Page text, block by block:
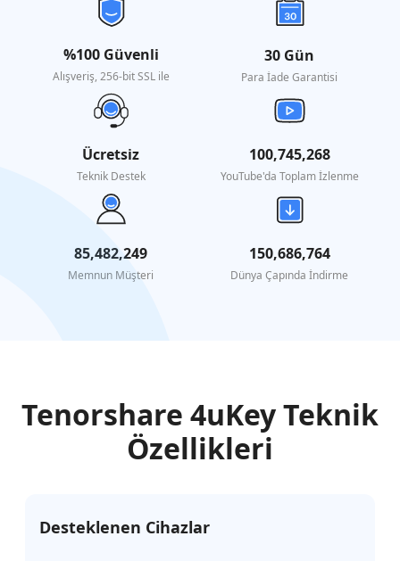
%100 Güvenli
Alışveriş, 256-bit SSL ile
30 Gün
Para İade Garantisi
Ücretsiz
Teknik Destek
100,745,268
YouTube'da Toplam İzlenme
85,482,249
Memnun Müşteri
150,686,764
Dünya Çapında İndirme
Tenorshare 4uKey Teknik
Özellikleri
Desteklenen Cihazlar